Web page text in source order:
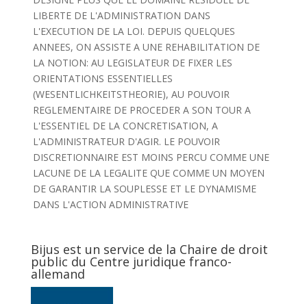
LIBERTE DE L'ADMINISTRATION DANS
L'EXECUTION DE LA LOI. DEPUIS QUELQUES
ANNEES, ON ASSISTE A UNE REHABILITATION DE
LA NOTION: AU LEGISLATEUR DE FIXER LES
ORIENTATIONS ESSENTIELLES
(WESENTLICHKEITSTHEORIE), AU POUVOIR
REGLEMENTAIRE DE PROCEDER A SON TOUR A
L'ESSENTIEL DE LA CONCRETISATION, A
L'ADMINISTRATEUR D'AGIR. LE POUVOIR
DISCRETIONNAIRE EST MOINS PERCU COMME UNE
LACUNE DE LA LEGALITE QUE COMME UN MOYEN
DE GARANTIR LA SOUPLESSE ET LE DYNAMISME
DANS L'ACTION ADMINISTRATIVE
Bijus est un service de la Chaire de droit
public du Centre juridique franco-
allemand